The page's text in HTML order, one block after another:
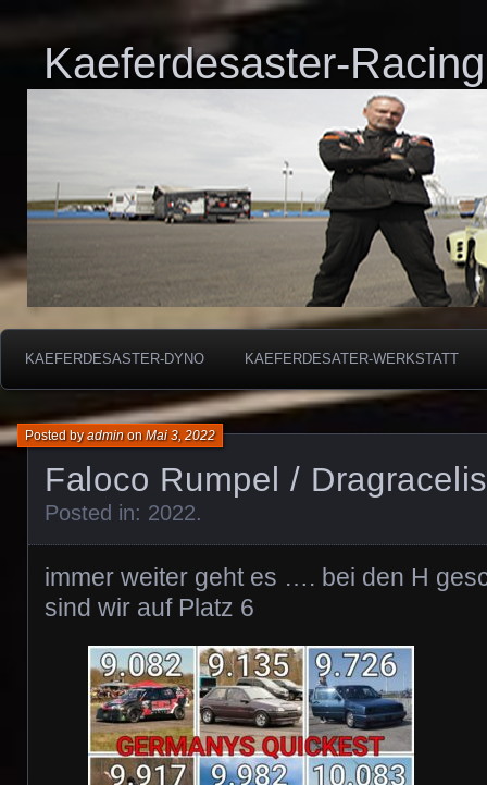
Kaeferdesaster-Racing
KAEFERDESASTER-DYNO KAEFERDESATER-WERKSTATT
Faloco Rumpel /
Posted byadminonMai 3, 2022
Posted in: 2022.
immer weiter geht es …. bei den H
sind wir auf Platz 6